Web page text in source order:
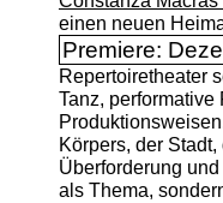
einen neuen
Premiere:
Repertoiretheater
Tanz, performative
Körpers, der
Überforderung
als Thema,